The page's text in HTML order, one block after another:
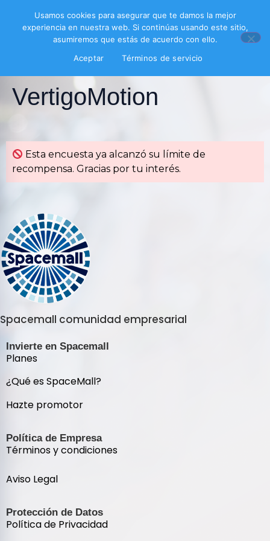
Encuesta
VertigoMotion
Esta encuesta ya alcanzó su límite de
recompensa. Gracias por tu interés.
Spacemall comunidad empresarial
Invierte en Spacemall
Planes
¿Qué es SpaceMall?
Hazte promotor
Política de Empresa
Términos y condiciones
Aviso Legal
Protección de Datos
Política de Privacidad
Usamos cookies para asegurar que te damos la mejor
experiencia en nuestra web. Si continúas usando este sitio,
asumiremos que estás de acuerdo con ello.
Aceptar
Términos de servicio